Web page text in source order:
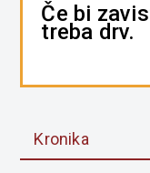
Če bi
treba drv.
Kronika